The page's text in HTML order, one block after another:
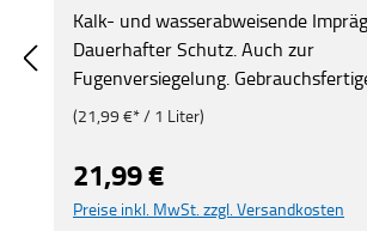
Kalk- und wasserabweisende
Dauerhafter Schutz. Auch zur
Fugenversiegelung. Gebrauchsfertige Spezial
Imprägnierung zum Schutz vor
Eindringen von Schmutz,
Öl und Fett. Erleichtert die Reinigung.
Fleckbildende Flüssigkeiten können
(21,99 €* / 1 Liter)
Regulärer Preis:
21,99 €
Preise inkl. MwSt. zzgl. Versandkosten